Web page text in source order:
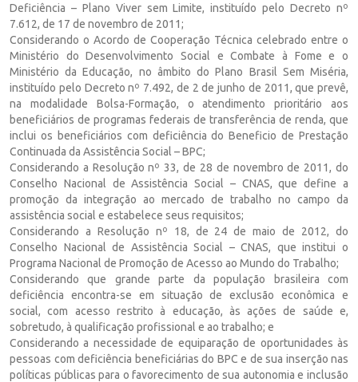
Deficiência – Plano Viver sem Limite, instituído pelo Decreto nº
7.612, de 17 de novembro de 2011;
Considerando o Acordo de Cooperação Técnica celebrado entre o
Ministério do Desenvolvimento Social e Combate à Fome e o
Ministério da Educação, no âmbito do Plano Brasil Sem Miséria,
instituído pelo Decreto nº 7.492, de 2 de junho de 2011, que prevê,
na modalidade Bolsa-Formação, o atendimento prioritário aos
beneficiários de programas federais de transferência de renda, que
inclui os beneficiários com deficiência do Beneficio de Prestação
Continuada da Assistência Social – BPC;
Considerando a Resolução nº 33, de 28 de novembro de 2011, do
Conselho Nacional de Assistência Social – CNAS, que define a
promoção da integração ao mercado de trabalho no campo da
assistência social e estabelece seus requisitos;
Considerando a Resolução nº 18, de 24 de maio de 2012, do
Conselho Nacional de Assistência Social – CNAS, que institui o
Programa Nacional de Promoção de Acesso ao Mundo do Trabalho;
Considerando que grande parte da população brasileira com
deficiência encontra-se em situação de exclusão econômica e
social, com acesso restrito à educação, às ações de saúde e,
sobretudo, à qualificação profissional e ao trabalho; e
Considerando a necessidade de equiparação de oportunidades às
pessoas com deficiência beneficiárias do BPC e de sua inserção nas
políticas públicas para o favorecimento de sua autonomia e inclusão